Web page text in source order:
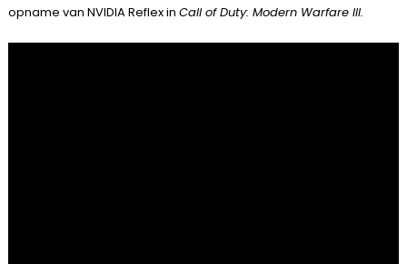
opname van NVIDIA Reflex in Call of Duty: Modern Warfare III.